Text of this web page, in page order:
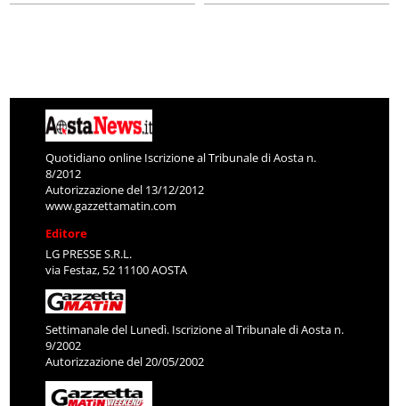
Quotidiano online Iscrizione al Tribunale di Aosta n.
8/2012
Autorizzazione del 13/12/2012
www.gazzettamatin.com
Editore
LG PRESSE S.R.L.
via Festaz, 52 11100 AOSTA
Settimanale del Lunedì. Iscrizione al Tribunale di Aosta n.
9/2002
Autorizzazione del 20/05/2002